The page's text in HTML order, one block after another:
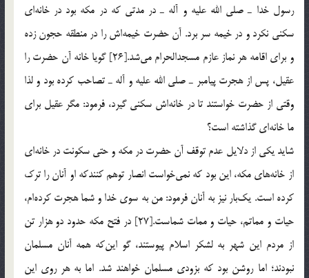
رسول خدا ـ صلی الله علیه و آله ـ در مدتی كه در مكه بود در خانه‌ای
سكنی نكرد و در خیمه سر برد. آن حضرت خیمه‌اش را در منطقه حجون زده
و برای اقامه هر نماز عازم مسجدالحرام می‌شد.[26] گویا خانه آن حضرت را
عقیل، پس از هجرت پیامبر ـ صلی الله علیه و آله ـ تصاحب كرده بود و لذا
وقتی از حضرت خواستند تا در خانه‌اش سكنی گیرد، فرمود: مگر عقیل برای
ما خانه‌ای گذاشته است؟
شاید یكی از دلایل عدم توقف آن حضرت در مكه و حتی سكونت در خانه‌ای
از خانه‌های مكه، این بود كه نمی‌خواست انصار توهم كنندكه او آنان را ترك
كرده‌ است. یك‌بار نیز به آنان فرمود: من به سوی خدا و شما هجرت كرده‌ام،
حیات و مماتم، حیات و ممات شماست.[27] در فتح مكه حدود دو هزار تن
از مردم این شهر به لشكر اسلام پیوستند، گو این‌كه همه آنان مسلمان
نبودند؛ اما روشن بود كه بزودی مسلمان خواهند شد. اما به هر روی این